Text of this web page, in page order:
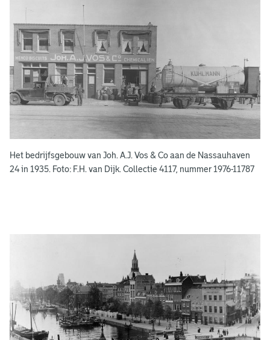
e
s
b
o
e
e
n
n
Het bedrijfsgebouw van Joh. A.J. Vos & Co aan de Nassauhaven
24 in 1935. Foto: F.H. van Dijk. Collectie 4117, nummer 1976-11787
n